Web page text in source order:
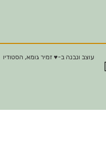
עוצב ונבנה ב-♥︎ זמיר גומא, הסטודיו